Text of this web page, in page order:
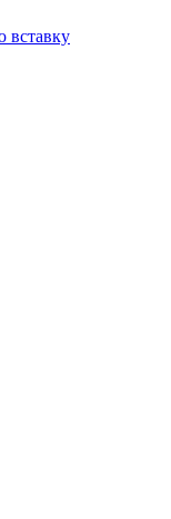
вставку